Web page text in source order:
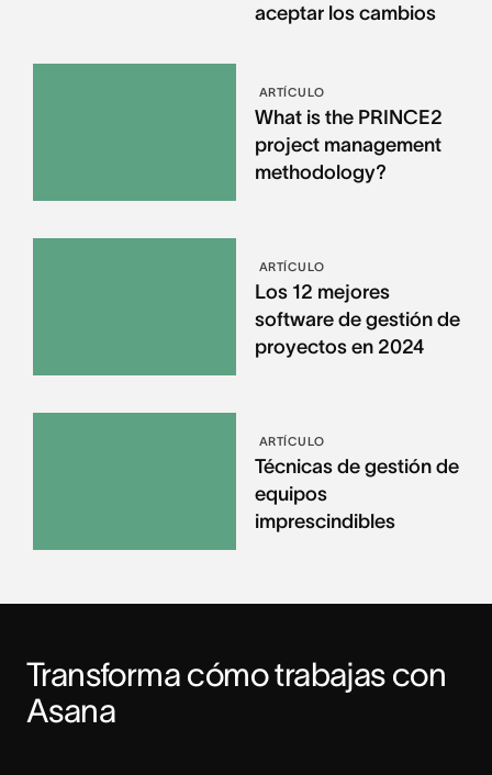
aceptar los cambios
ARTÍCULO
What is the PRINCE2
project management
methodology?
ARTÍCULO
Los 12 mejores
software de gestión de
proyectos en 2024
ARTÍCULO
Técnicas de gestión de
equipos
imprescindibles
Transforma cómo trabajas con
Asana